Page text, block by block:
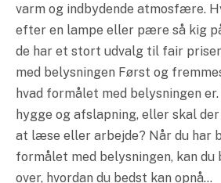
varm og indbydende atmosfære.
efter en lampe eller pære så kig på
de har et stort udvalg til fair
med belysningen Først og
hvad formålet med belysningen
hygge og afslapning, eller skal
at læse eller arbejde? Når du har
formålet med belysningen, kan
over, hvordan du bedst kan opnå…